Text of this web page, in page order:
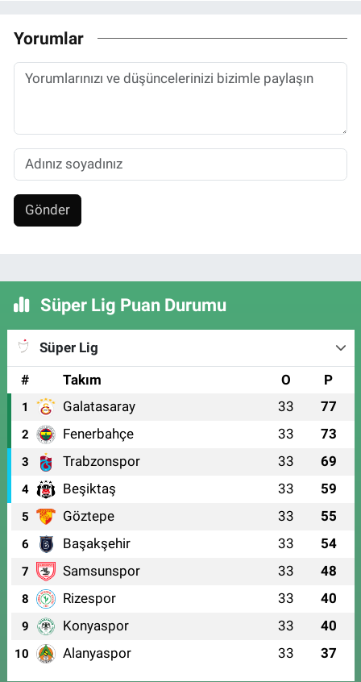
Yorumlar
Gönder
Süper Lig Puan Durumu
Süper Lig
#
Takım O P
1 Galatasaray 33 77
2 Fenerbahçe 33 73
3 Trabzonspor 33 69
4 Beşiktaş 33 59
5 Göztepe 33 55
6 Başakşehir 33 54
7 Samsunspor 33 48
8 Rizespor 33 40
9 Konyaspor 33 40
10 Alanyaspor 33 37